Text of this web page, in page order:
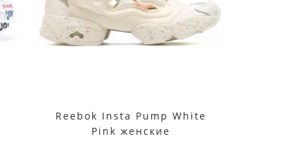
Reebok Insta Pump White
Pink женские